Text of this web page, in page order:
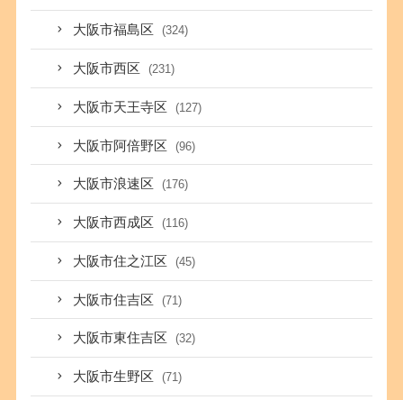
大阪市福島区 (324)
大阪市西区 (231)
大阪市天王寺区 (127)
大阪市阿倍野区 (96)
大阪市浪速区 (176)
大阪市西成区 (116)
大阪市住之江区 (45)
大阪市住吉区 (71)
大阪市東住吉区 (32)
大阪市生野区 (71)